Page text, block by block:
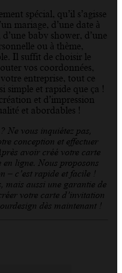
spécial, qu’il s’agisse
mariage, d’une date à
baby shower, d’une
ou à thème,
Il suffit de choisir le
vos coordonnées,
entreprise, tout ce
simple et rapide que ça !
et d’impression
et abordables !
Ne vous inquiétez pas,
conception et effectuer
avoir créé votre carte
en ligne. Nous proposons
– c’est rapide et facile !
mais aussi une garantie de
votre carte d’invitation
dès maintenant !